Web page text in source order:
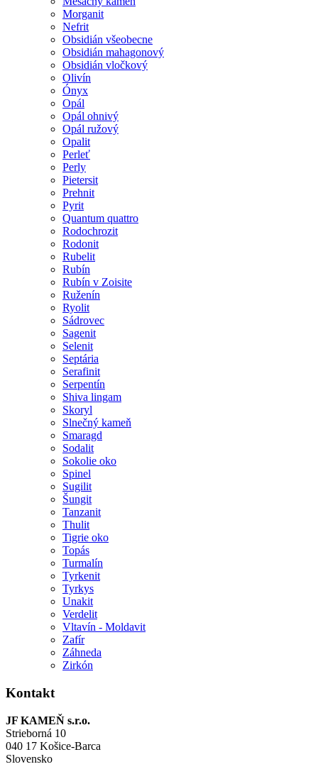
Morganit
Nefrit
Obsidián všeobecne
Obsidián mahagonový
Obsidián vločkový
Olivín
Ónyx
Opál
Opál ohnivý
Opál ružový
Opalit
Perleť
Perly
Pietersit
Prehnit
Pyrit
Quantum quattro
Rodochrozit
Rodonit
Rubelit
Rubín
Rubín v Zoisite
Ruženín
Ryolit
Sádrovec
Sagenit
Selenit
Septária
Serafinit
Serpentín
Shiva lingam
Skoryl
Slnečný kameň
Smaragd
Sodalit
Sokolie oko
Spinel
Sugilit
Šungit
Tanzanit
Thulit
Tigrie oko
Topás
Turmalín
Tyrkenit
Tyrkys
Unakit
Verdelit
Vltavín - Moldavit
Zafír
Záhneda
Zirkón
Kontakt
JF KAMEŇ s.r.o.
Strieborná 10
040 17 Košice-Barca
Slovensko